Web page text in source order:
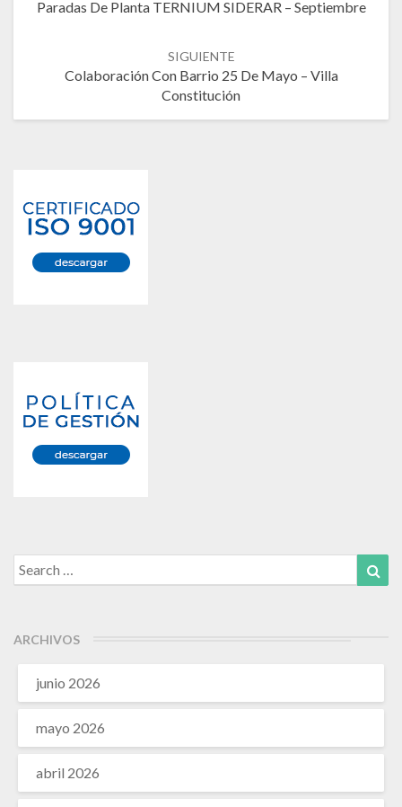
Paradas De Planta TERNIUM SIDERAR – Septiembre
SIGUIENTE
Colaboración Con Barrio 25 De Mayo – Villa
Constitución
Search
for:
ARCHIVOS
junio 2026
mayo 2026
abril 2026